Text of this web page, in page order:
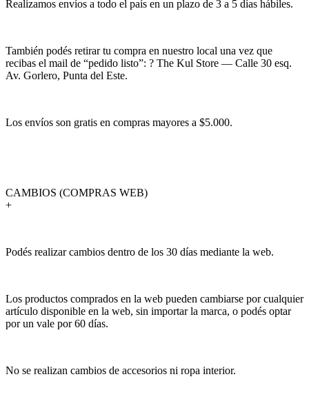
Realizamos envíos a todo el país en un plazo de 3 a 5 días hábiles.
También podés retirar tu compra en nuestro local una vez que
recibas el mail de “pedido listo”: ? The Kul Store — Calle 30 esq.
Av. Gorlero, Punta del Este.
Los envíos son gratis en compras mayores a $5.000.
CAMBIOS (COMPRAS WEB)
+
Podés realizar cambios dentro de los 30 días mediante la web.
Los productos comprados en la web pueden cambiarse por cualquier
artículo disponible en la web, sin importar la marca, o podés optar
por un vale por 60 días.
No se realizan cambios de accesorios ni ropa interior.